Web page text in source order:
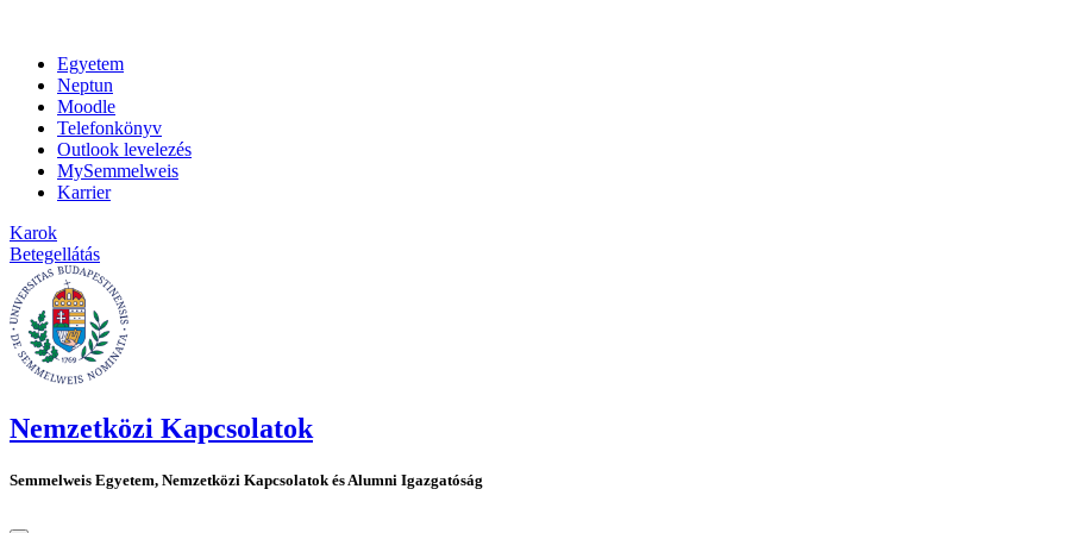
Egyetem
Neptun
Moodle
Telefonkönyv
Outlook levelezés
MySemmelweis
Karrier
Karok
Betegellátás
Nemzetközi Kapcsolatok
Semmelweis Egyetem, Nemzetközi Kapcsolatok és Alumni Igazgatóság